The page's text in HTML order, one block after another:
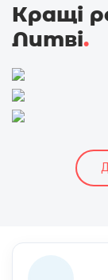
Кращі
Литві.